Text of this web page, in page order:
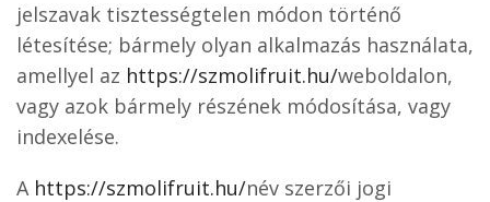
jelszavak tisztességtelen módon történő
létesítése; bármely olyan alkalmazás használata,
amellyel az https://szmolifruit.hu/weboldalon,
vagy azok bármely részének módosítása, vagy
indexelése.
A https://szmolifruit.hu/név szerzői jogi